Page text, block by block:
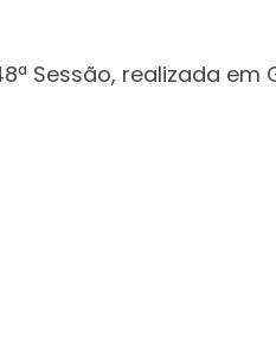
Sessão, realizada em